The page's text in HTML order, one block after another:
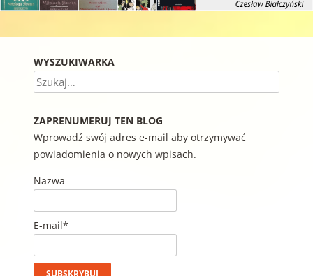
WYSZUKIWARKA
Szukaj
ZAPRENUMERUJ TEN BLOG
Wprowadź swój adres e-mail aby otrzymywać
powiadomienia o nowych wpisach.
Nazwa
E-mail*